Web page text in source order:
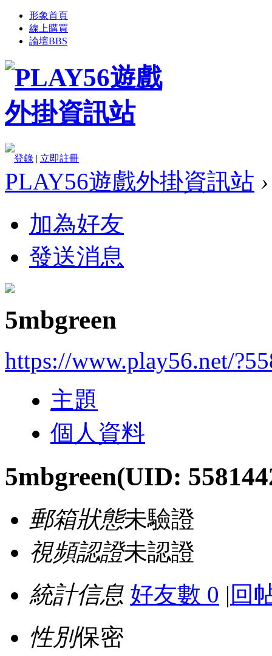
形象首頁
線上購買
論壇BBS
登錄 | 立即註冊
PLAY56遊戲外掛資訊站 ›
加為好友
發送消息
5mbgreen
https://www.play56.net/
主題
個人資料
5mbgreen(UID:
郵箱狀態未驗證
視頻認證未認證
統計信息 好友數 0 | 回
性別保密